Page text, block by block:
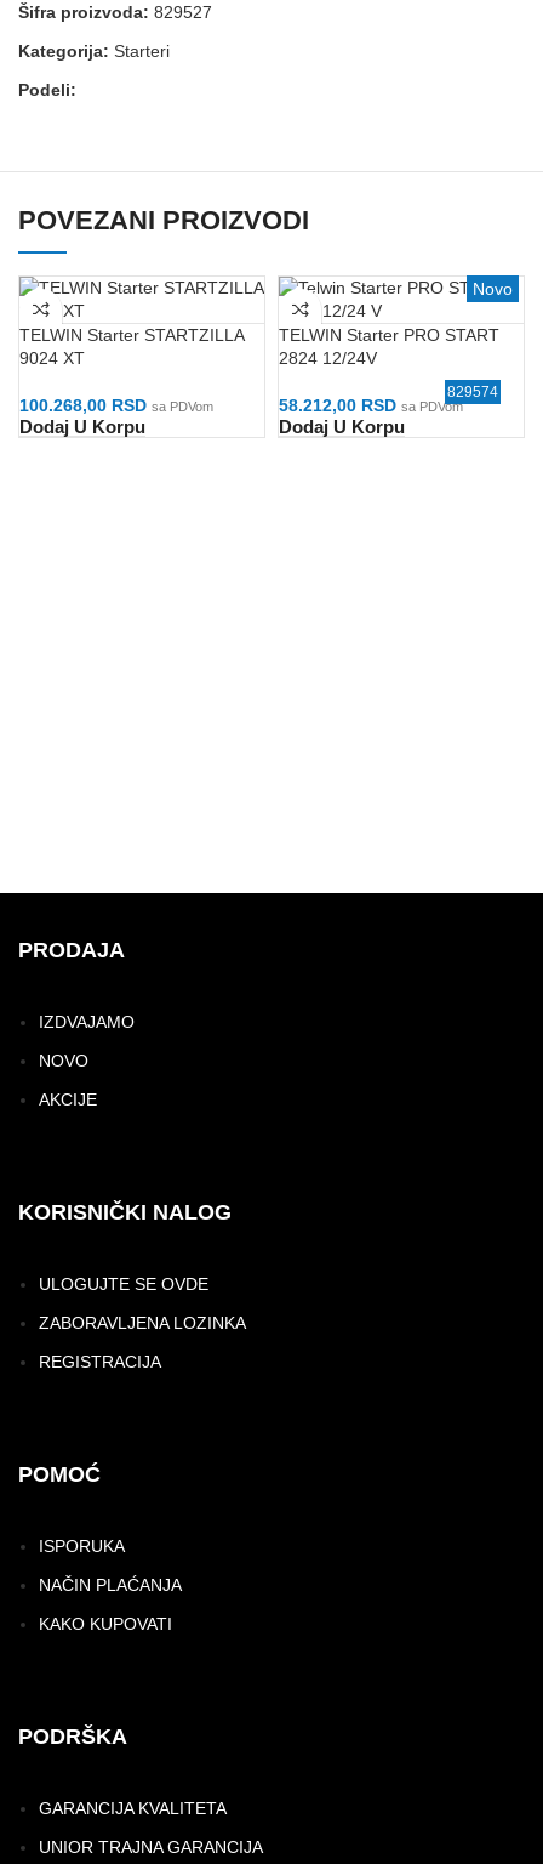
Šifra proizvoda: 829527
Kategorija: Starteri
Podeli:
POVEZANI PROIZVODI
TELWIN Starter STARTZILLA
9024 XT
100.268,00 RSD sa PDVom
Dodaj U Korpu
829525
TELWIN Starter PRO START
2824 12/24V
58.212,00 RSD sa PDVom
Dodaj U Korpu
829517
125507
Novo
829575
Novo
829576
Novo
829569
Novo
829574
PRODAJA
IZDVAJAMO
NOVO
AKCIJE
KORISNIČKI NALOG
ULOGUJTE SE OVDE
ZABORAVLJENA LOZINKA
REGISTRACIJA
POMOĆ
ISPORUKA
NAČIN PLAĆANJA
KAKO KUPOVATI
PODRŠKA
GARANCIJA KVALITETA
UNIOR TRAJNA GARANCIJA